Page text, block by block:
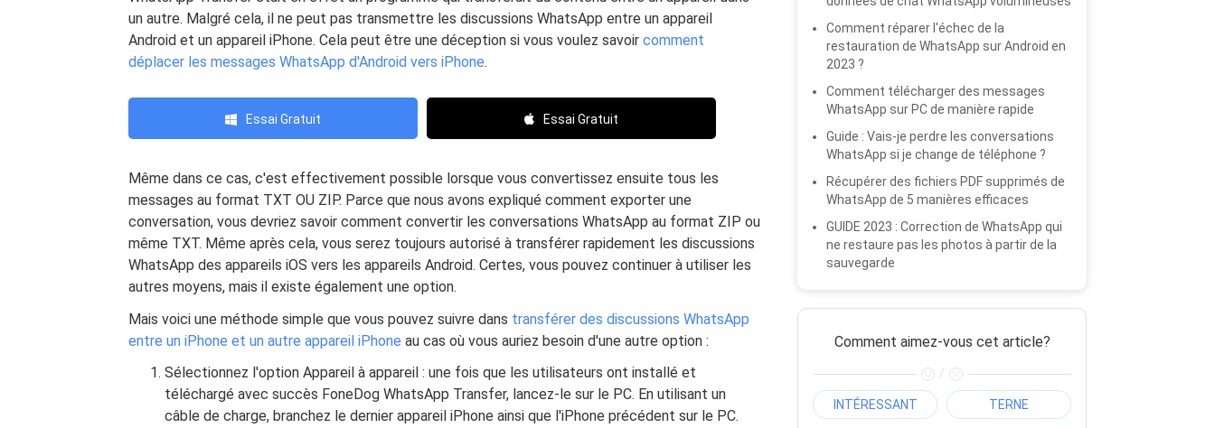
un autre. Malgré cela, il ne peut pas transmettre les discussions WhatsApp entre un appareil
Android et un appareil iPhone. Cela peut être une déception si vous voulez savoir comment
déplacer les messages WhatsApp d'Android vers iPhone.
Essai Gratuit Essai Gratuit
Même dans ce cas, c'est effectivement possible lorsque vous convertissez ensuite tous les
messages au format TXT OU ZIP. Parce que nous avons expliqué comment exporter une
conversation, vous devriez savoir comment convertir les conversations WhatsApp au format ZIP ou
même TXT. Même après cela, vous serez toujours autorisé à transférer rapidement les discussions
WhatsApp des appareils iOS vers les appareils Android. Certes, vous pouvez continuer à utiliser les
autres moyens, mais il existe également une option.
Mais voici une méthode simple que vous pouvez suivre dans transférer des discussions WhatsApp
entre un iPhone et un autre appareil iPhone au cas où vous auriez besoin d'une autre option :
Sélectionnez l'option Appareil à appareil : une fois que les utilisateurs ont installé et
téléchargé avec succès FoneDog WhatsApp Transfer, lancez-le sur le PC. En utilisant un
câble de charge, branchez le dernier appareil iPhone ainsi que l'iPhone précédent sur le PC.
Comment réparer l'échec de la
restauration de WhatsApp sur Android en
2023 ?
Comment télécharger des messages
WhatsApp sur PC de manière rapide
Guide : Vais-je perdre les conversations
WhatsApp si je change de téléphone ?
Récupérer des fichiers PDF supprimés de
WhatsApp de 5 manières efficaces
GUIDE 2023 : Correction de WhatsApp qui
ne restaure pas les photos à partir de la
sauvegarde
Comment aimez-vous cet article?
/
INTÉRESSANT TERNE